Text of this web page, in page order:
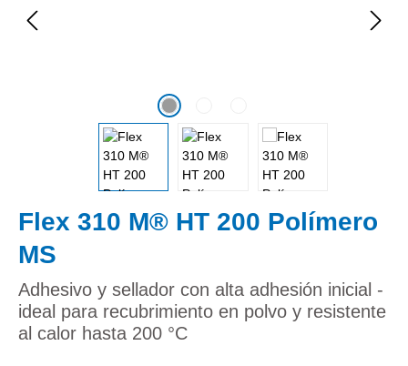
Flex 310 M® HT 200 Polímero
MS
Adhesivo y sellador con alta adhesión inicial -
ideal para recubrimiento en polvo y resistente
al calor hasta 200 °C